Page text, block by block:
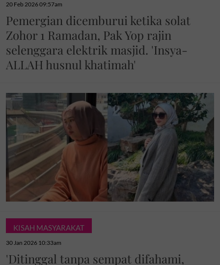
20 Feb 2026 09:57am
Pemergian dicemburui ketika solat
Zohor 1 Ramadan, Pak Yop rajin
selenggara elektrik masjid. 'Insya-
ALLAH husnul khatimah'
KISAH MASYARAKAT
30 Jan 2026 10:33am
'Ditinggal tanpa sempat difahami,